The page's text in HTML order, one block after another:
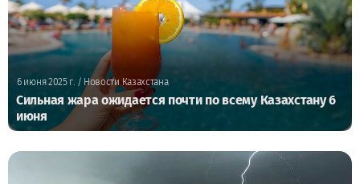
6 июня 2025 г./ Новости Казахстана
Сильная жара ожидается почти по всему Казахстану 6
июня